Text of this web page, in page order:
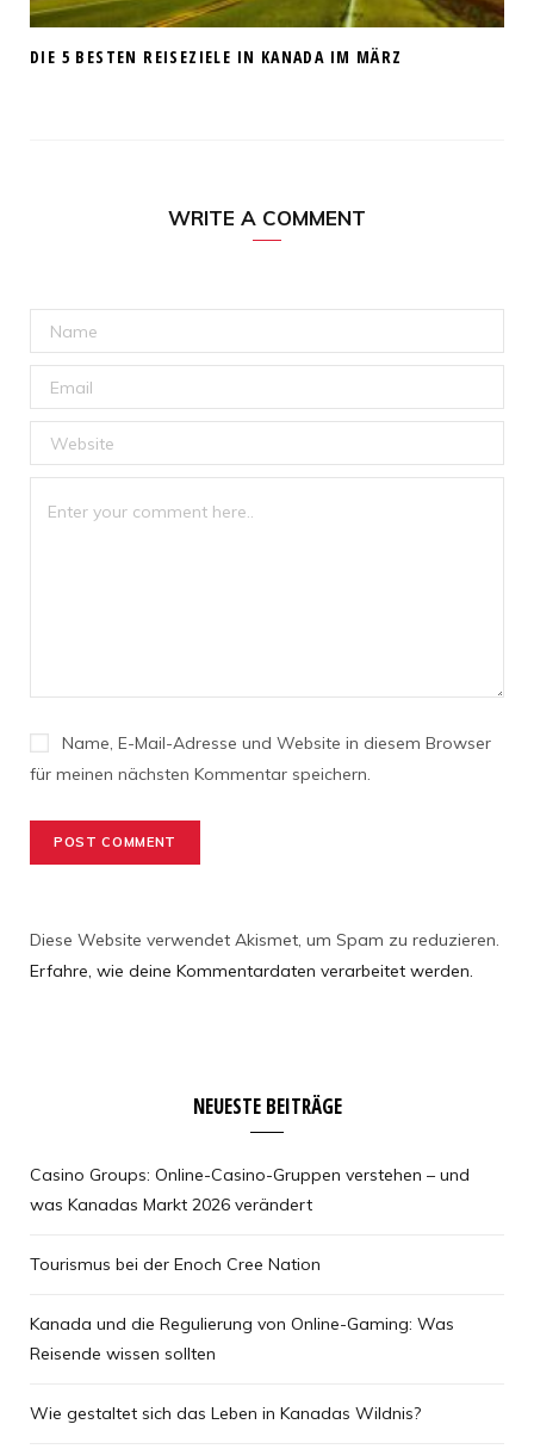
DIE 5 BESTEN REISEZIELE IN KANADA IM MÄRZ
WRITE A COMMENT
Name, E-Mail-Adresse und Website in diesem Browser
für meinen nächsten Kommentar speichern.
Diese Website verwendet Akismet, um Spam zu reduzieren.
Erfahre, wie deine Kommentardaten verarbeitet werden.
NEUESTE BEITRÄGE
Casino Groups: Online-Casino-Gruppen verstehen – und
was Kanadas Markt 2026 verändert
Tourismus bei der Enoch Cree Nation
Kanada und die Regulierung von Online-Gaming: Was
Reisende wissen sollten
Wie gestaltet sich das Leben in Kanadas Wildnis?